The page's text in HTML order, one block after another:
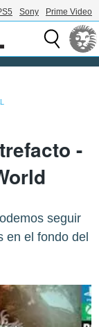
Sony Prime Video
-
seguir
en el fondo del